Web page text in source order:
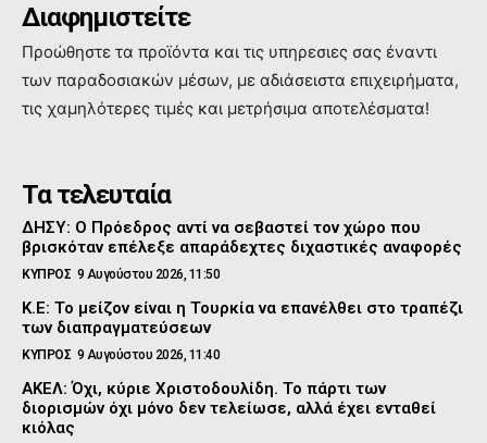
Διαφημιστείτε
Προώθηστε τα προϊόντα και τις υπηρεσιες σας έναντι
των παραδοσιακών μέσων, με αδιάσειστα επιχειρήματα,
τις χαμηλότερες τιμές και μετρήσιμα αποτελέσματα!
Τα τελευταία
ΔΗΣΥ: Ο Πρόεδρος αντί να σεβαστεί τον χώρο που
βρισκόταν επέλεξε απαράδεχτες διχαστικές αναφορές
ΚΥΠΡΟΣ 9 Αυγούστου 2026, 11:50
Κ.Ε: Το μείζον είναι η Τουρκία να επανέλθει στο τραπέζι
των διαπραγματεύσεων
ΚΥΠΡΟΣ 9 Αυγούστου 2026, 11:40
ΑΚΕΛ: Όχι, κύριε Χριστοδουλίδη. Το πάρτι των
διορισμών όχι μόνο δεν τελείωσε, αλλά έχει ενταθεί
κιόλας